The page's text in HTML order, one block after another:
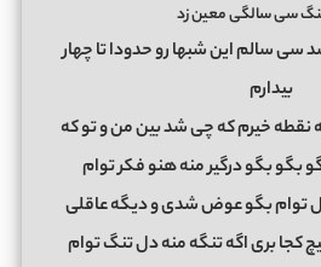
سی سالگی معین زد
سی سالم این شبها رو حدودا تا چهار
بیدارم
نقطه خیرم که چی شد بین من و تو که
بگو بگو درگیر منه هنو فکر توام
توام بگو عوض شدی و دیگه عاقلی
کجا بری اگه تنگه منه دل تنگ توام